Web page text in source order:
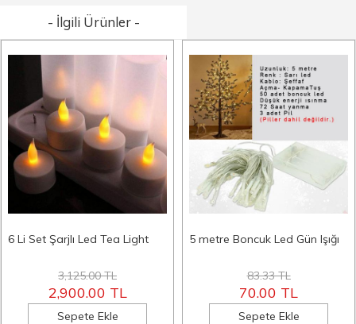
- İlgili Ürünler -
6 Li Set Şarjlı Led Tea Light
3,125.00 TL
2,900.00 TL
Sepete Ekle
5 metre Boncuk Led Gün Işığı
83.33 TL
70.00 TL
Sepete Ekle